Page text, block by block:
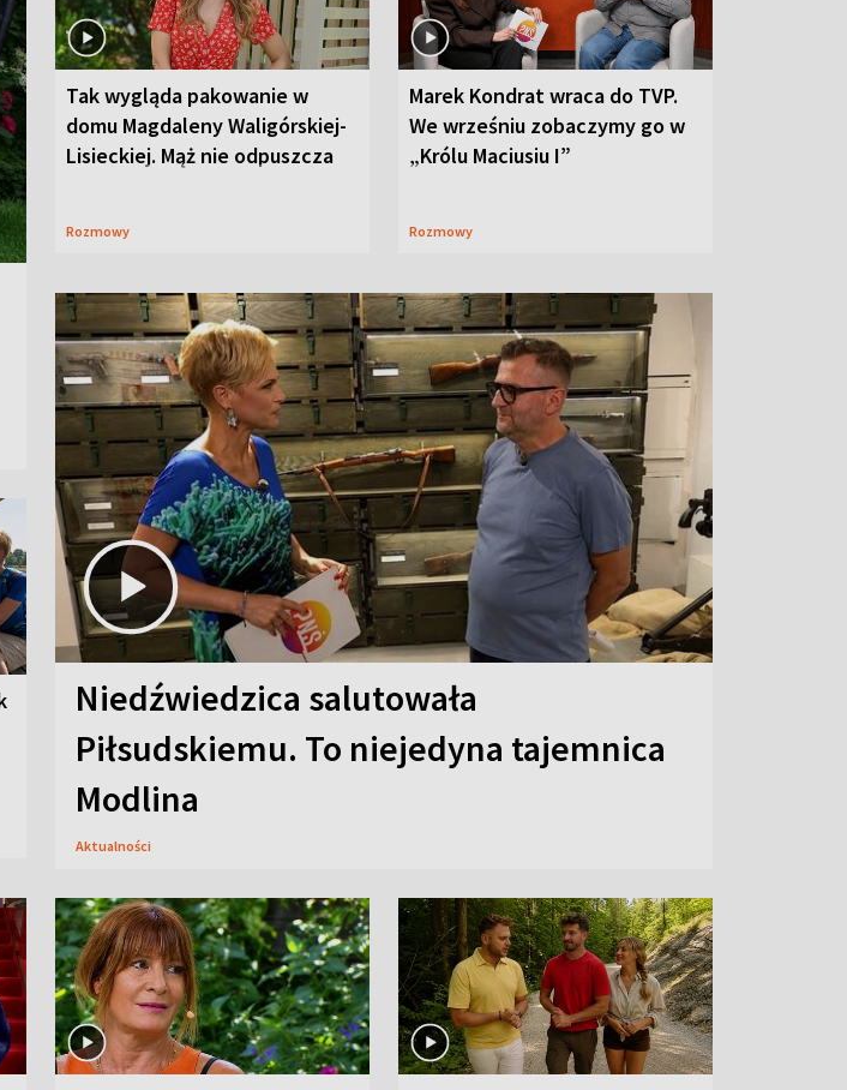
Tak wygląda pakowanie w
domu Magdaleny Waligórskiej-
Lisieckiej. Mąż nie odpuszcza
Rozmowy
Marek Kondrat wraca do TVP.
We wrześniu zobaczymy go w
„Królu Maciusiu I”
Rozmowy
Niedźwiedzica salutowała
Piłsudskiemu. To niejedyna tajemnica
Modlina
Aktualności